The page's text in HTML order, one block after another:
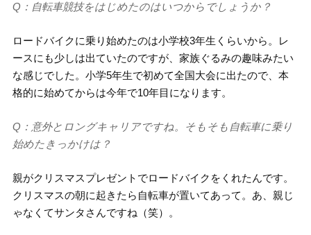
Q：自転車競技をはじめたのはいつからでしょうか？
ロードバイクに乗り始めたのは小学校3年生くらいから。レ
ースにも少しは出ていたのですが、家族ぐるみの趣味みたい
な感じでした。小学5年生で初めて全国大会に出たので、本
格的に始めてからは今年で10年目になります。
Q：意外とロングキャリアですね。そもそも自転車に乗り
始めたきっかけは？
親がクリスマスプレゼントでロードバイクをくれたんです。
クリスマスの朝に起きたら自転車が置いてあって。あ、親じ
ゃなくてサンタさんですね（笑）。